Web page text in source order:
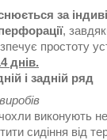
за
,
простоту
днів.
і задній ряд
чохли виконують
сидіння від